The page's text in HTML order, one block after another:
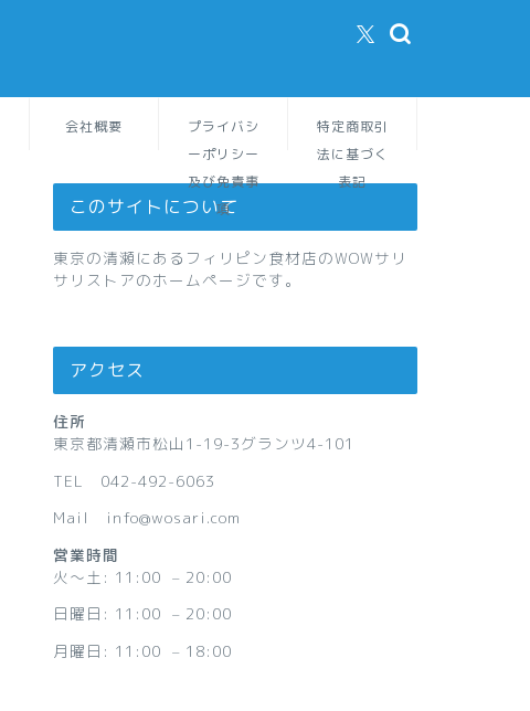
会社概要
プライバシ
ーポリシー
及び免責事
項
特定商取引
法に基づく
表記
このサイトについて
東京の清瀬にあるフィリピン食材店のWOWサリ
サリストアのホームページです。
アクセス
住所
東京都清瀬市松山1-19-3グランツ4-101
TEL 042-492-6063
Mail info@wosari.com
営業時間
火〜土: 11:00 – 20:00
日曜日: 11:00 – 20:00
月曜日: 11:00 – 18:00